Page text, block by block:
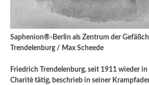
Saphenion®-Berlin als Zentrum der
Trendelenburg / Max Scheede
Friedrich Trendelenburg, seit 1911 wieder
Charitè tätig, beschrieb in seiner